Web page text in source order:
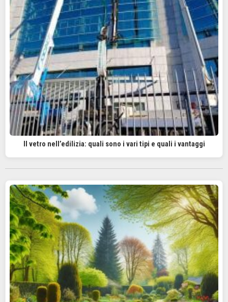
Il vetro nell’edilizia: quali sono i vari tipi e quali i vantaggi